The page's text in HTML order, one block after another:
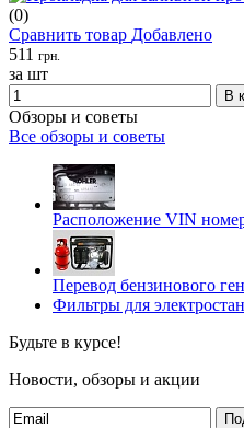
(0)
Сравнить товар Добавлено
511 грн.
за шт
В
Обзоры и советы
Все обзоры и советы
Расположение VIN
Перевод бензинового
Фильтры для
Будьте в курсе!
Новости, обзоры и акции